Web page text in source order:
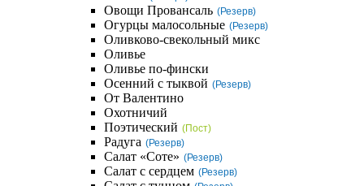
Овощи Провансаль (Резерв)
Огурцы малосольные (Резерв)
Оливково-свекольный микс
Оливье
Оливье по-фински
Осенний с тыквой (Резерв)
От Валентино
Охотничий
Поэтический (Пост)
Радуга (Резерв)
Салат «Соте» (Резерв)
Салат с сердцем (Резерв)